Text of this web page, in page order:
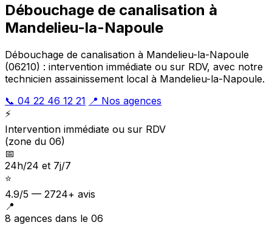
Débouchage de canalisation à
Mandelieu-la-Napoule
Débouchage de canalisation à Mandelieu-la-Napoule
(06210) : intervention immédiate ou sur RDV, avec notre
technicien assainissement local à Mandelieu-la-Napoule.
📞 04 22 46 12 21 📍 Nos agences
⚡
Intervention immédiate ou sur RDV
(zone du 06)
📅
24h/24 et 7j/7
⭐
4.9/5 — 2724+ avis
📍
8 agences dans le 06